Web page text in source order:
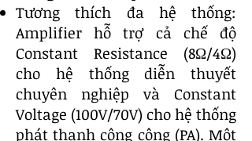
Tương thích đa hệ thống:
Amplifier hỗ trợ cả chế độ
Constant Resistance (8Ω/4Ω)
cho hệ thống diễn thuyết
chuyên nghiệp và Constant
Voltage (100V/70V) cho hệ thống
phát thanh công cộng (PA). Một